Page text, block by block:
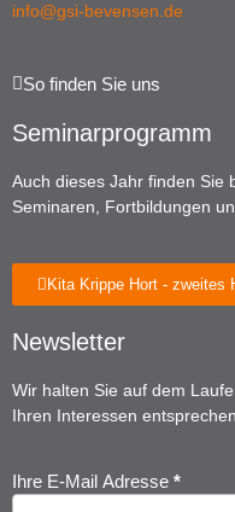
info@gsi-bevensen.de
So finden Sie uns
Seminarprogramm
Auch dieses Jahr finden Sie
Seminaren, Fortbildungen
Kita Krippe Hort - zweites
Newsletter
Wir halten Sie auf dem
Ihren Interessen
Newsletter
Ihre E-Mail Adresse *